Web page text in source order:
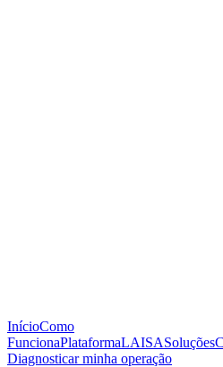
InícioComo
FuncionaPlataformaLAISASoluções
Diagnosticar minha operação